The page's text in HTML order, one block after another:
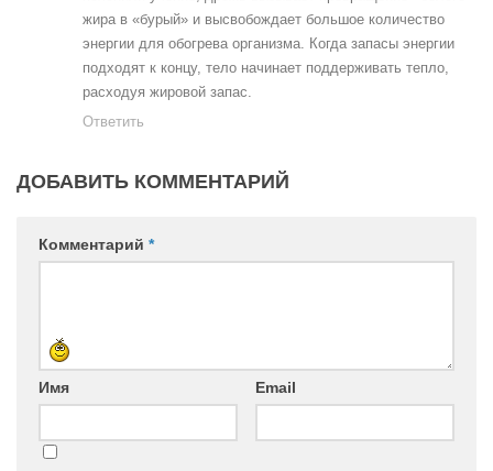
жира в «бурый» и высвобождает большое количество
энергии для обогрева организма. Когда запасы энергии
подходят к концу, тело начинает поддерживать тепло,
расходуя жировой запас.
Ответить
ДОБАВИТЬ КОММЕНТАРИЙ
Комментарий *
Имя Email